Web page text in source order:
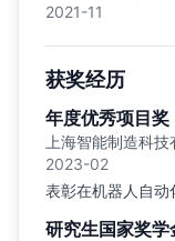
2021-11
获奖经历
年度优秀项目奖
上海智能制造科技
2023-02
表彰在机器人自动
研究生国家奖学